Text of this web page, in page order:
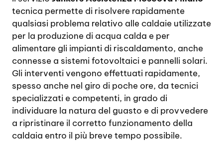
tecnica permette di risolvere rapidamente
qualsiasi problema relativo alle caldaie utilizzate
per la produzione di acqua calda e per
alimentare gli impianti di riscaldamento, anche
connesse a sistemi fotovoltaici e pannelli solari.
Gli interventi vengono effettuati rapidamente,
spesso anche nel giro di poche ore, da tecnici
specializzati e competenti, in grado di
individuare la natura del guasto e di provvedere
a ripristinare il corretto funzionamento della
caldaia entro il più breve tempo possibile.